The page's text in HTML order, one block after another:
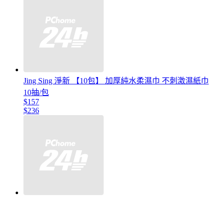
Jing Sing 淨新 【10包】 加厚純水柔濕巾 不刺激濕紙巾
10抽/包
$157
$236